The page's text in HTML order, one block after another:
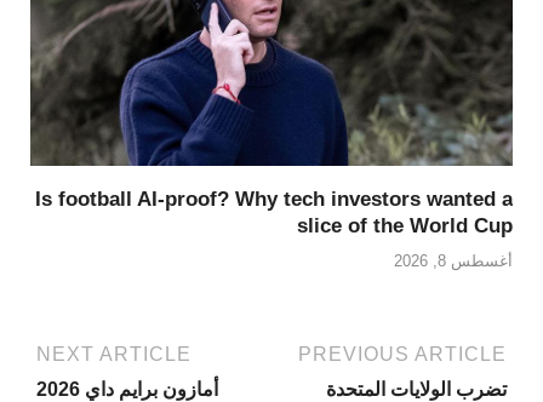
Is football AI-proof? Why tech investors wanted a
slice of the World Cup
أغسطس 8, 2026
PREVIOUS ARTICLE
تضرب الولايات المتحدة
NEXT ARTICLE
أمازون برايم داي 2026